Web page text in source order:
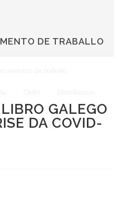
DE TRABALLO
GALEGO
DA COVID-